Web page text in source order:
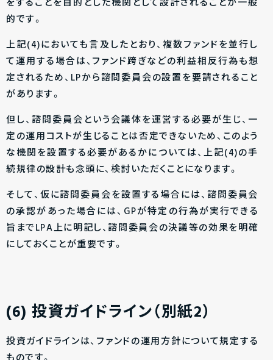
的です。
上記(4)においても言及したとおり、複数ファンドを並行し
て運用する場合は、ファンド跨ぎなどの利益相反行為も想
定されるため、LPから諮問委員会の設置を要請されること
があります。
但し、諮問委員会という会議体を運営する必要が生じ、一
定の運用コストが生じることは否定できないため、このよう
な機関を設置する必要があるかについては、上記(4)の手
続規律の設計も念頭に、検討いただくことになります。
そして、仮に諮問委員会を設置する場合には、諮問委員会
の承認があった場合には、GPが特定の行為が実行できる
旨までLPA上に明記し、諮問委員会の決議等の効果を明確
にしておくことが重要です。
(6) 投資ガイドライン（別紙2）
投資ガイドラインは、ファンドの運用方針について規定する